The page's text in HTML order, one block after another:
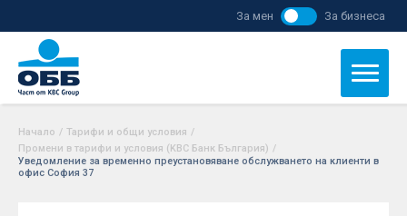
За мен За бизнеса
Начало / Тарифи и общи условия /
Промени в тарифи и условия (KBC Банк България) /
Уведомление за временно преустановяване обслужването на клиенти в
офис София 37